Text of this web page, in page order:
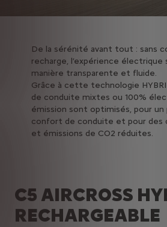
De la sérénité avant tout : sans
recharge, l’expérience électrique
manière transparente et fluide.
Grâce à cette technologie
de conduite mixtes ou 100%
émission sont optimisés, pour un
confort de conduite et pour des
et émissions de CO2 réduites.
C5 AIRCROSS
RECHARGEABLE